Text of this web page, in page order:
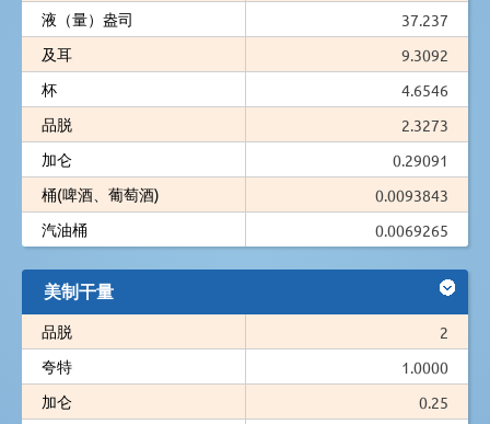
液（量）盎司
37.237
及耳
9.3092
杯
4.6546
品脱
2.3273
加仑
0.29091
桶(啤酒、葡萄酒)
0.0093843
汽油桶
0.0069265
美制干量
品脱
2
夸特
1.0000
加仑
0.25